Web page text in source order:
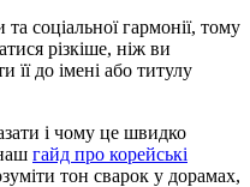
соціальної гармонії, тому
різкіше, ніж ви
її до імені або титулу
і чому це швидко
гайд про корейські
тон сварок у дорамах,